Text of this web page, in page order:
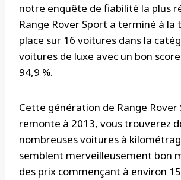
notre enquête de fiabilité la plus
Range Rover Sport a terminé à la
place sur 16 voitures dans la
voitures de luxe avec un bon
94,9 %.
Cette génération de Range Rover
remonte à 2013, vous trouverez
nombreuses voitures à
semblent merveilleusement bon
des prix commençant à environ